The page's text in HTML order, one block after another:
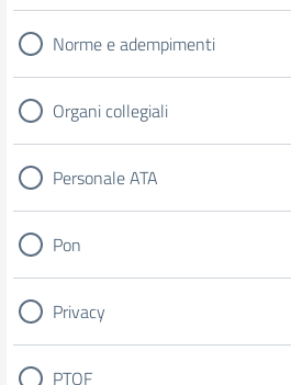
Norme e adempimenti
Organi collegiali
Personale ATA
Pon
Privacy
PTOF